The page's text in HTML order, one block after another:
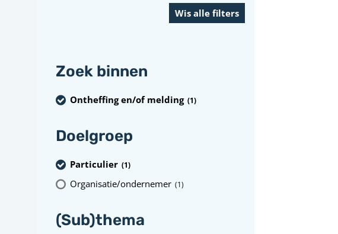
Zoek binnen
Ontheffing en/of melding (1)
Doelgroep
Particulier (1)
Organisatie/ondernemer (1)
(Sub)thema